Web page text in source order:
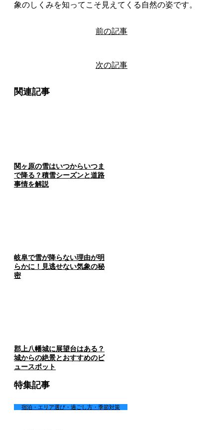
象のしくみを知ってこそ見えてくる自然の姿です。
前の記事
次の記事
関連記事
関ヶ原の雪はいつからいつま
で降る？積雪シーズンと道路
事情を解説
岐阜で雪が降らない理由が明
らかに！見逃せない気象の秘
密
郡上八幡城に展望台はある？
城からの絶景とおすすめのビ
ュースポット
特集記事
宿泊・エリア選び・過ごし方・季節対策